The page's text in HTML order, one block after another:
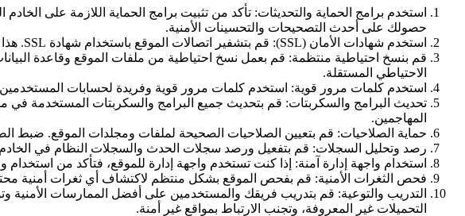
استخدم برامج الحماية والتحديثات: تأكد من تثبيت برامج الحماية اللازمة على
حصولك على أحدث التصحيحات والتحسينات الأمنية.
استخدم شهادات الأمان (SSL): قم بتشفير اتصالات الموقع باستخدام شهادة SSL. هذا يضمن أمان بيانات المستخدمين ويحميهم من الاعتراض أو السرقة.
قم بنسخ احتياطية منتظمة: قم بعمل نسخ احتياطية من ملفات الموقع وقاعدة
الاحتياطي المستقلة.
استخدم كلمات مرور قوية: استخدم كلمات مرور قوية وفريدة لحسابات
تحديث البرامج والسكربتات: قم بتحديث جميع البرامج والسكربتات المستخدمة في
المهاجمين.
حماية الصلاحيات: قم بتعيين الصلاحيات الصحيحة لملفات ومجلدات الموقع. ضبط
رصد وتحليل السجلات: قم بتفعيل ورصد سجلات الحدث والسجلات النظام في
استخدام واجهة إدارة آمنة: إذا كنت تستخدم واجهة إدارة للموقع، فتأكد من استخدام
فحص الثغرات الأمنية: قم بفحص الموقع بشكل منتظم لاكتشاف أي ثغرات أمنية
التدريب والتوعية: قم بتدريب فريقك والمستخدمين على أفضل الممارسات الأمنية
التحميلات غير المعروفة، وتجنب الارتباط بمواقع غير أمنة.